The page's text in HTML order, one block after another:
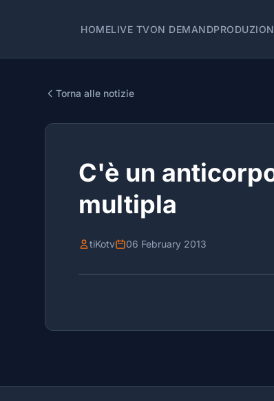
HOMELIVE TVON DEMAND
Torna alle notizie
C'è un
multipla
tiKotv 06 February 2013